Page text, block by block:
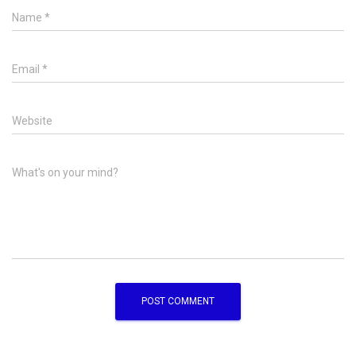
Name *
Email *
Website
What's on your mind?